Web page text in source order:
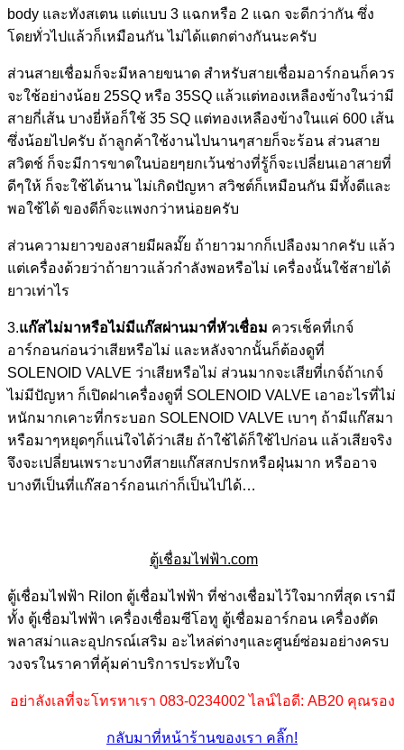
body และทังสเตน แต่แบบ 3 แฉกหรือ 2 แฉก จะดีกว่ากัน ซึ่ง
โดยทั่วไปแล้วก็เหมือนกัน ไม่ได้แตกต่างกันนะครับ
ส่วนสายเชื่อมก็จะมีหลายขนาด สำหรับสายเชื่อมอาร์กอนก็ควร
จะใช้อย่างน้อย 25SQ หรือ 35SQ แล้วแต่ทองเหลืองข้างในว่ามี
สายกี่เส้น บางยี่ห้อก็ใช้ 35 SQ แต่ทองเหลืองข้างในแค่ 600 เส้น
ซึ่งน้อยไปครับ ถ้าลูกค้าใช้งานไปนานๆสายก็จะร้อน ส่วนสาย
สวิตช์ ก็จะมีการขาดในบ่อยๆยกเว้นช่างที่รู้ก็จะเปลี่ยนเอาสายที่
ดีๆให้ ก็จะใช้ได้นาน ไม่เกิดปัญหา สวิชต์ก็เหมือนกัน มีทั้งดีและ
พอใช้ได้ ของดีก็จะแพงกว่าหน่อยครับ
ส่วนความยาวของสายมีผลมั๊ย ถ้ายาวมากก็เปลืองมากครับ แล้ว
แต่เครื่องด้วยว่าถ้ายาวแล้วกำลังพอหรือไม่ เครื่องนั้นใช้สายได้
ยาวเท่าไร
3.แก๊สไม่มาหรือไม่มีแก๊สผ่านมาที่หัวเชื่อม ควรเช็คที่เกจ์
อาร์กอนก่อนว่าเสียหรือไม่ และหลังจากนั้นก็ต้องดูที่
SOLENOID VALVE ว่าเสียหรือไม่ ส่วนมากจะเสียที่เกจ์ถ้าเกจ์
ไม่มีปัญหา ก็เปิดฝาเครื่องดูที่ SOLENOID VALVE เอาอะไรที่ไม่
หนักมากเคาะที่กระบอก SOLENOID VALVE เบาๆ ถ้ามีแก๊สมา
หรือมาๆหยุดๆก็แน่ใจได้ว่าเสีย ถ้าใช้ได้ก็ใช้ไปก่อน แล้วเสียจริง
จึงจะเปลี่ยนเพราะบางทีสายแก๊สสกปรกหรือฝุ่นมาก หรืออาจ
บางทีเป็นที่แก๊สอาร์กอนเก่าก็เป็นไปได้…
ตู้เชื่อมไฟฟ้า.com
ตู้เชื่อมไฟฟ้า Rilon ตู้เชื่อมไฟฟ้า ที่ช่างเชื่อมไว้ใจมากที่สุด เรามี
ทั้ง ตู้เชื่อมไฟฟ้า เครื่องเชื่อมซีโอทู ตู้เชื่อมอาร์กอน เครื่องตัด
พลาสม่าและอุปกรณ์เสริม อะไหล่ต่างๆและศูนย์ซ่อมอย่างครบ
วงจรในราคาที่คุ้มค่าบริการประทับใจ
อย่าลังเลที่จะโทรหาเรา 083-0234002 ไลน์ไอดี: AB20 คุณรอง
กลับมาที่หน้าร้านของเรา คลิ๊ก!